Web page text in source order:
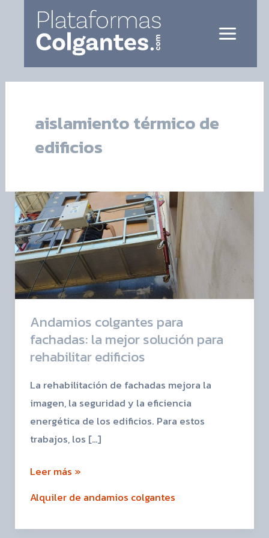
contenido
Menu
aislamiento térmico de
edificios
Andamios colgantes para
fachadas: la mejor solución para
rehabilitar edificios
La rehabilitación de fachadas mejora la
imagen, la seguridad y la eficiencia
energética de los edificios. Para estos
trabajos, los […]
Andamios
colgantes
para
fachadas:
la
mejor
para
rehabilitar
edificios
Leer más »
Alquiler de andamios colgantes